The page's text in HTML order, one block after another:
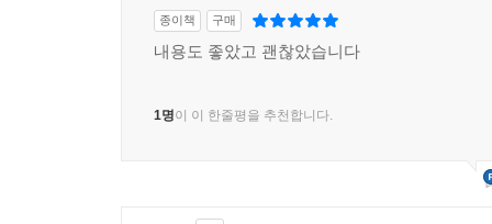
없는지를 알아내려고 한 것이다. 『리아나』에
백인의 지배, 노예제의 유산. 젠더, 남녀 사이에,
종이책 구매
내용도 좋았고 괜찮았습니다
1명이 이 한줄평을 추천합니다.